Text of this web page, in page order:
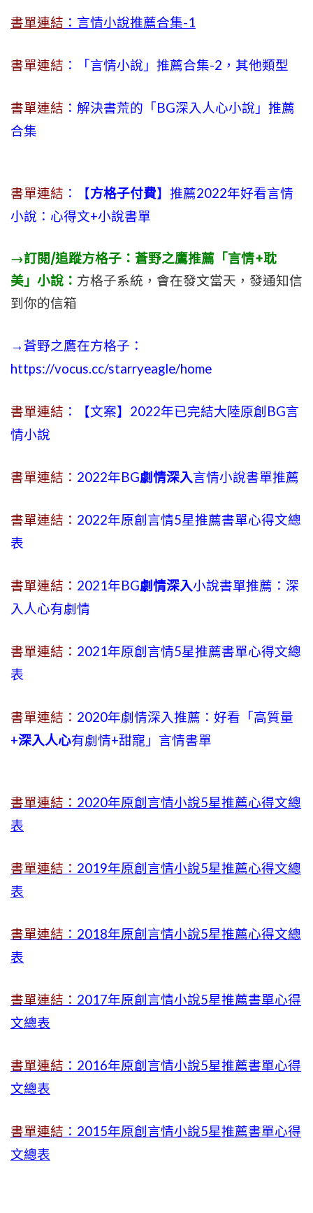
書單連結 ：言情小說推薦合集-1
書單連結 ：「言情小說」推薦合集-2，其他類型
書單連結 ：解決書荒的「BG深入人心小說」推薦
合集
書單連結 ：【方格子付費】推薦2022年好看言情
小說：心得文+小說書單
→訂閱/追蹤方格子：蒼野之鷹推薦「言情+耽
美」小說： 方格子系統，會在發文當天，發通知信
到你的信箱
→蒼野之鷹在方格子：
https://vocus.cc/starryeagle/home
書單連結 ：【文案】2022年已完結大陸原創BG言
情小說
書單連結： 2022年BG劇情深入言情小說書單推薦
書單連結： 2022年原創言情5星推薦書單心得文總
表
書單連結： 2021年BG劇情深入小說書單推薦：深
入人心有劇情
書單連結： 2021年原創言情5星推薦書單心得文總
表
書單連結： 2020年劇情深入推薦：好看「高質量
+深入人心有劇情+甜寵」言情書單
書單連結： 2020年原創言情小說5星推薦心得文總
表
書單連結： 2019年原創言情小說5星推薦心得文總
表
書單連結 ：2018年原創言情小說5星推薦心得文總
表
書單連結： 2017年原創言情小說5星推薦書單心得
文總表
書單連結 ：2016年原創言情小說5星推薦書單心得
文總表
書單連結 ：2015年原創言情小說5星推薦書單心得
文總表